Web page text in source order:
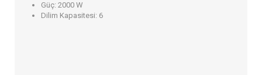
Güç: 2000 W
Dilim Kapasitesi: 6